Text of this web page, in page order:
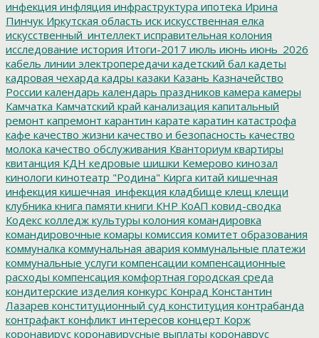
инфекция инфляция инфраструктура ипотека Ирина
Пинчук Иркутская область иск искусственная елка
искусственный_интеллект исправительная колония
исследование история Итоги-2017 июль июнь июнь_2026
кабель линии электропередачи кадетский бал кадеты
кадровая чехарда кадры казаки Казань Казначейство
России календарь календарь праздников камера камеры
Камчатка Камчатский край канализация капитальный
ремонт капремонт карантин карате каратин катастрофа
кафе качество жизни качество и безопасность качество
молока качество обслуживания Кванториум квартиры
квитанция КДН кедровые шишки Кемерово кинозал
кинологи кинотеатр "Родина" Кирга китай кишечная
инфекция кишечная_инфекция кладбище клещ клещи
клубника книга памяти книги КНР КоАП ковид-сводка
Кодекс колледж культуры колония командировка
командировочные комары комиссия комитет образования
коммуналка коммунальная авария коммунальные платежи
коммунальные услуги компенсации компенсационные
расходы компенсация комфортная городская среда
кондитерские изделия конкурс Конрад Константин
Лазарев конституционный суд конституция контрабанда
контрафакт конфликт интересов концерт Корж
коронавирус коронавирусные выплаты коронаврус